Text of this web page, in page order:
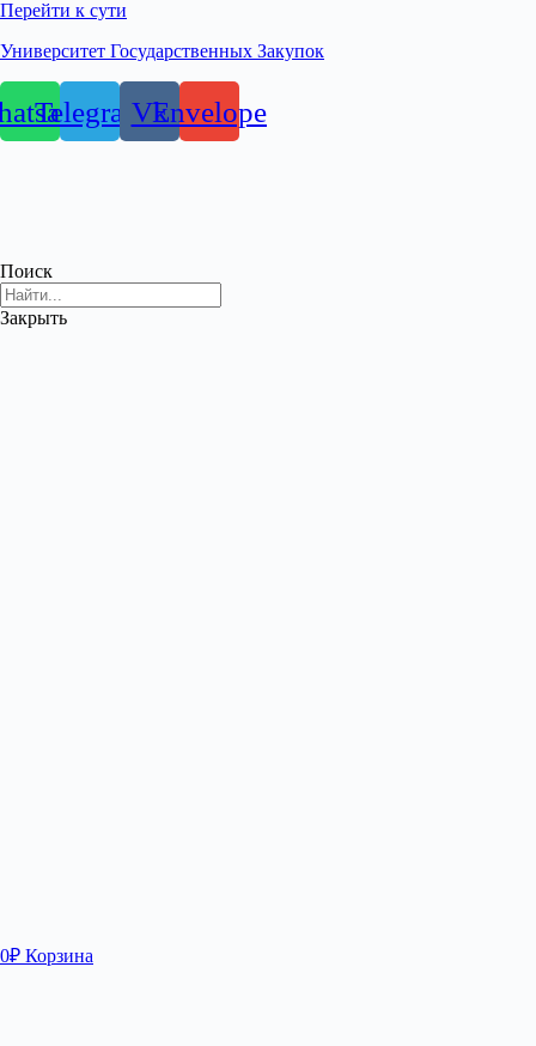
Перейти к сути
Университет Государственных Закупок
TelegramVkEnvelope
Поиск
Закрыть
0₽ Корзина